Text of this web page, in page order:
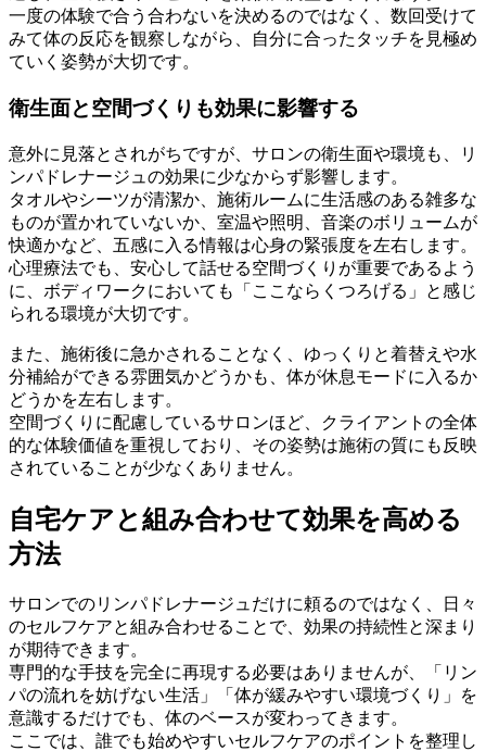
一度の体験で合う合わないを決めるのではなく、数回受けて
みて体の反応を観察しながら、自分に合ったタッチを見極め
ていく姿勢が大切です。
衛生面と空間づくりも効果に影響する
意外に見落とされがちですが、サロンの衛生面や環境も、リ
ンパドレナージュの効果に少なからず影響します。
タオルやシーツが清潔か、施術ルームに生活感のある雑多な
ものが置かれていないか、室温や照明、音楽のボリュームが
快適かなど、五感に入る情報は心身の緊張度を左右します。
心理療法でも、安心して話せる空間づくりが重要であるよう
に、ボディワークにおいても「ここならくつろげる」と感じ
られる環境が大切です。
また、施術後に急かされることなく、ゆっくりと着替えや水
分補給ができる雰囲気かどうかも、体が休息モードに入るか
どうかを左右します。
空間づくりに配慮しているサロンほど、クライアントの全体
的な体験価値を重視しており、その姿勢は施術の質にも反映
されていることが少なくありません。
自宅ケアと組み合わせて効果を高める
方法
サロンでのリンパドレナージュだけに頼るのではなく、日々
のセルフケアと組み合わせることで、効果の持続性と深まり
が期待できます。
専門的な手技を完全に再現する必要はありませんが、「リン
パの流れを妨げない生活」「体が緩みやすい環境づくり」を
意識するだけでも、体のベースが変わってきます。
ここでは、誰でも始めやすいセルフケアのポイントを整理し